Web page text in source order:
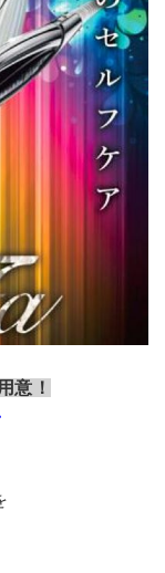
意！